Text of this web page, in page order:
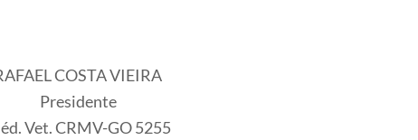
COSTA VIEIRA
Presidente
Vet. CRMV-GO 5255